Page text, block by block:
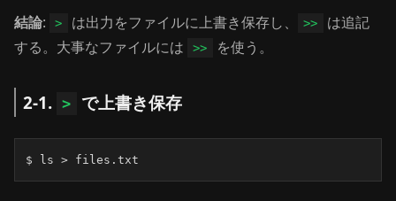
結論: > は出力をファイルに上書き保存し、 >>
は追記
する。大事なファイルには
>> を使う。
2-1. > で上書き保存
$ ls > files.txt